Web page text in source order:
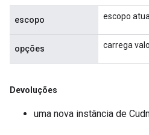
escopo escopo atual
opções carrega
Devoluções
uma nova instância de